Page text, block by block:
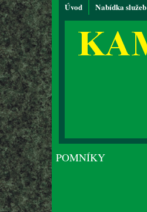
Úvod Nabídka služeb
POMNÍKY